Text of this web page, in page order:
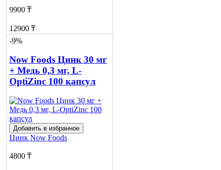
9900 ₸
12900 ₸
Нет в наличии
Сообщить
о наличии
1
-9%
Now Foods Цинк 30 мг
+ Медь 0,3 мг, L-
OptiZinc 100 капсул
Добавить в избранное
Цинк Now Foods
4800 ₸